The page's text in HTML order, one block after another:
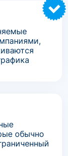
обычно